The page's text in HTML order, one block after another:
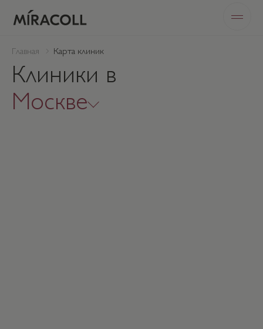
Главная Карта клиник
Клиники в
Москве